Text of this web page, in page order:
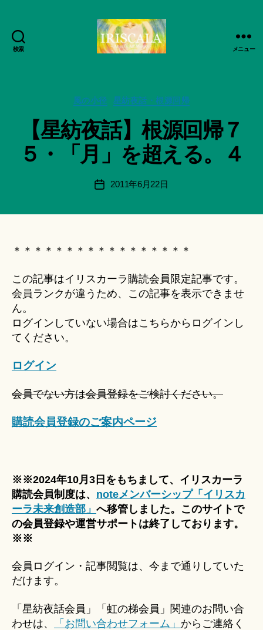
検索
日
記
録・
品
IRISCALA
メニュー
カ
ー
風の小径 星紡夜話・根源回帰
【星紡夜話】根源回帰７
５・「月」を超える。４
投
稿
:
智
日
月
＊
a
ki
＊
投
2011年6月22日
＊＊＊＊＊＊＊＊＊＊＊＊＊＊＊＊＊
この記事はイリスカーラ購読会員限定記事です。
会員ランクが違うため、この記事を表示できませ
ん。
ログインしていない場合はこちらからログインし
てください。
ログイン
会員でない方は会員登録をご検討ください。
購読会員登録のご案内ページ
※※2024年10月3日をもちまして、イリスカーラ
購読会員制度は、 noteメンバーシップ「イリスカ
ーラ未来創造部」 へ移管しました。このサイトで
の会員登録や運営サポートは終了しております。
※※
会員ログイン・記事閲覧は、今まで通りしていた
だけます。
「星紡夜話会員」「虹の梯会員」関連のお問い合
わせは、
「お問い合わせフォーム」 からご連絡く